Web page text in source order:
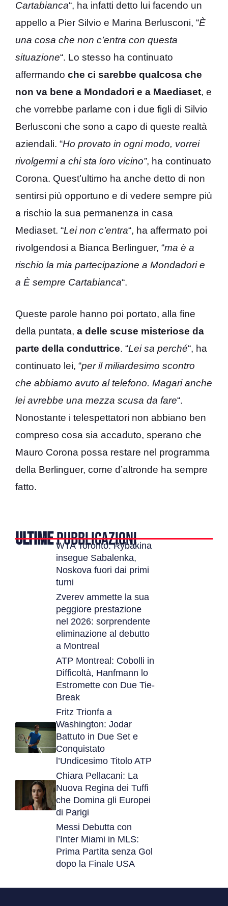
Cartabianca“, ha infatti detto lui facendo un
appello a Pier Silvio e Marina Berlusconi, “È
una cosa che non c’entra con questa
situazione“. Lo stesso ha continuato
affermando che ci sarebbe qualcosa che
non va bene a Mondadori e a Maediaset, e
che vorrebbe parlarne con i due figli di Silvio
Berlusconi che sono a capo di queste realtà
aziendali. “Ho provato in ogni modo, vorrei
rivolgermi a chi sta loro vicino”, ha continuato
Corona. Quest’ultimo ha anche detto di non
sentirsi più opportuno e di vedere sempre più
a rischio la sua permanenza in casa
Mediaset. “Lei non c’entra“, ha affermato poi
rivolgendosi a Bianca Berlinguer, “ma è a
rischio la mia partecipazione a Mondadori e
a È sempre Cartabianca“.
Queste parole hanno poi portato, alla fine
della puntata, a delle scuse misteriose da
parte della conduttrice. “Lei sa perché“, ha
continuato lei, “per il miliardesimo scontro
che abbiamo avuto al telefono. Magari anche
lei avrebbe una mezza scusa da fare“.
Nonostante i telespettatori non abbiano ben
compreso cosa sia accaduto, sperano che
Mauro Corona possa restare nel programma
della Berlinguer, come d’altronde ha sempre
fatto.
ULTIMEPUBBLICAZIONI
WTA Toronto: Rybakina
insegue Sabalenka,
Noskova fuori dai primi
turni
Zverev ammette la sua
peggiore prestazione
nel 2026: sorprendente
eliminazione al debutto
a Montreal
ATP Montreal: Cobolli in
Difficoltà, Hanfmann lo
Estromette con Due Tie-
Break
Fritz Trionfa a
Washington: Jodar
Battuto in Due Set e
Conquistato
l’Undicesimo Titolo ATP
Chiara Pellacani: La
Nuova Regina dei Tuffi
che Domina gli Europei
di Parigi
Messi Debutta con
l’Inter Miami in MLS:
Prima Partita senza Gol
dopo la Finale USA